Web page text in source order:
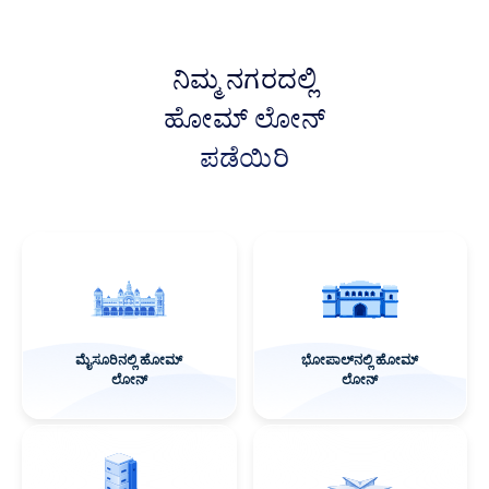
ನಿಮ್ಮ ನಗರದಲ್ಲಿ
ಹೋಮ್ ಲೋನ್
ಪಡೆಯಿರಿ
ಮೈಸೂರಿನಲ್ಲಿ ಹೋಮ್
ಲೋನ್
ಭೋಪಾಲ್‌ನಲ್ಲಿ ಹೋಮ್
ಲೋನ್